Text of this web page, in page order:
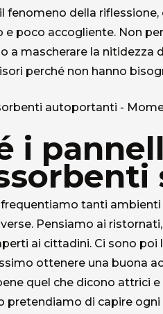
fenomeno della riflessione,
e poco accogliente. Non
a mascherare la
perché non hanno
i
tanti
Pensiamo ai
ai cittadini. Ci sono
ottenere una buona
quel che dicono attrici
pretendiamo di capire